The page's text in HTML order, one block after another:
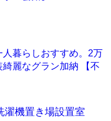
暮らしおすすめ。2万
麗なグラン加納 【不
濯機置き場設置室